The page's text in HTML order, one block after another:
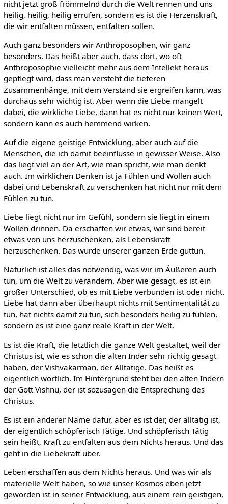
nicht jetzt groß frömmelnd durch die Welt rennen und uns
heilig, heilig, heilig errufen, sondern es ist die Herzenskraft,
die wir entfalten müssen, entfalten sollen.
Auch ganz besonders wir Anthroposophen, wir ganz
besonders. Das heißt aber auch, dass dort, wo oft
Anthroposophie vielleicht mehr aus dem Intellekt heraus
gepflegt wird, dass man versteht die tieferen
Zusammenhänge, mit dem Verstand sie ergreifen kann, was
durchaus sehr wichtig ist. Aber wenn die Liebe mangelt
dabei, die wirkliche Liebe, dann hat es nicht nur keinen Wert,
sondern kann es auch hemmend wirken.
Auf die eigene geistige Entwicklung, aber auch auf die
Menschen, die ich damit beeinflusse in gewisser Weise. Also
das liegt viel an der Art, wie man spricht, wie man denkt
auch. Im wirklichen Denken ist ja Fühlen und Wollen auch
dabei und Lebenskraft zu verschenken hat nicht nur mit dem
Fühlen zu tun.
Liebe liegt nicht nur im Gefühl, sondern sie liegt in einem
Wollen drinnen. Da erschaffen wir etwas, wir sind bereit
etwas von uns herzuschenken, als Lebenskraft
herzuschenken. Das würde unserer ganzen Erde guttun.
Natürlich ist alles das notwendig, was wir im Äußeren auch
tun, um die Welt zu verändern. Aber wie gesagt, es ist ein
großer Unterschied, ob es mit Liebe verbunden ist oder nicht.
Liebe hat dann aber überhaupt nichts mit Sentimentalität zu
tun, hat nichts damit zu tun, sich besonders heilig zu fühlen,
sondern es ist eine ganz reale Kraft in der Welt.
Es ist die Kraft, die letztlich die ganze Welt gestaltet, weil der
Christus ist, wie es schon die alten Inder sehr richtig gesagt
haben, der Vishvakarman, der Alltätige. Das heißt es
eigentlich wörtlich. Im Hintergrund steht bei den alten Indern
der Gott Vishnu, der ist sozusagen die Entsprechung des
Christus.
Es ist ein anderer Name dafür, aber es ist der, der alltätig ist,
der eigentlich schöpferisch Tätige. Und schöpferisch Tätig
sein heißt, Kraft zu entfalten aus dem Nichts heraus. Und das
geht in die Liebekraft über.
Leben erschaffen aus dem Nichts heraus. Und was wir als
materielle Welt haben, so wie unser Kosmos eben jetzt
geworden ist in seiner Entwicklung, aus einem rein geistigen,